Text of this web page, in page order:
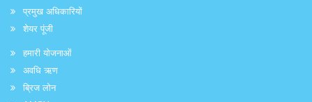
प्रमुख अधिकारियों
शेयर पूंजी
हमारी योजनाओं
अवधि ऋण
ब्रिज लोन